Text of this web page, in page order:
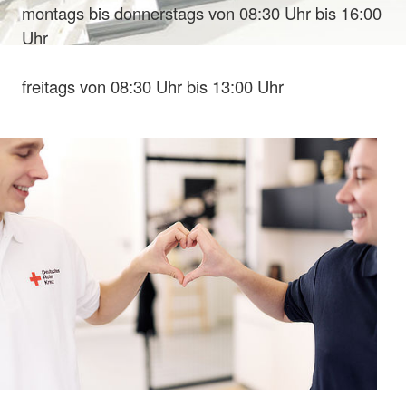
montags bis donnerstags von 08:30 Uhr bis 16:00
Uhr
freitags von 08:30 Uhr bis 13:00 Uhr